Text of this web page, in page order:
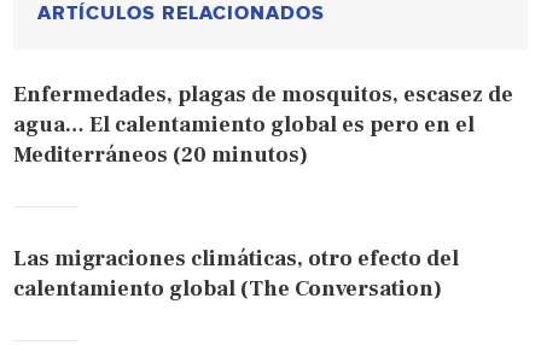
ARTÍCULOS RELACIONADOS
Enfermedades, plagas de mosquitos, escasez de
agua… El calentamiento global es pero en el
Mediterráneos (20 minutos)
Las migraciones climáticas, otro efecto del
calentamiento global (The Conversation)